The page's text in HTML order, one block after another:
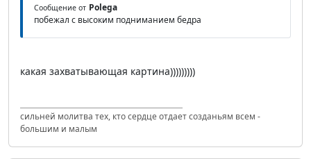
Сообщение от Polega
побежал с высоким подниманием бедра
какая захватывающая картина)))))))))
сильней молитва тех, кто сердце отдает созданьям всем -
большим и малым